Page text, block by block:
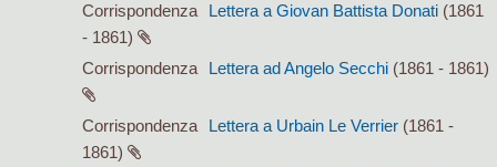
Corrispondenza
Lettera a Giovan Battista Donati (1861
- 1861)
Corrispondenza
Lettera ad Angelo Secchi (1861 - 1861)
Corrispondenza Lettera a Urbain Le Verrier (1861 -
1861)